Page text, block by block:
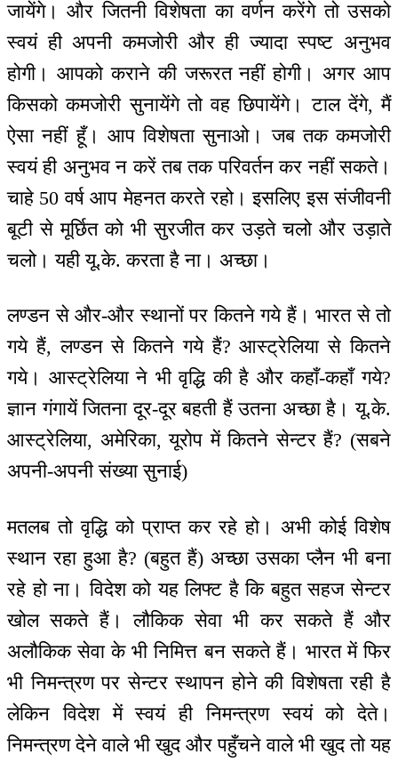
जायेंगे। और जितनी विशेषता का वर्णन करेंगे तो उसको
स्वयं ही अपनी कमजोरी और ही ज्यादा स्पष्ट अनुभव
होगी। आपको कराने की जरूरत नहीं होगी। अगर आप
किसको कमजोरी सुनायेंगे तो वह छिपायेंगे। टाल देंगे, मैं
ऐसा नहीं हूँ। आप विशेषता सुनाओ। जब तक कमजोरी
स्वयं ही अनुभव न करें तब तक परिवर्तन कर नहीं सकते।
चाहे 50 वर्ष आप मेहनत करते रहो। इसलिए इस संजीवनी
बूटी से मूर्छित को भी सुरजीत कर उड़ते चलो और उड़ाते
चलो। यही यू.के. करता है ना। अच्छा।
लण्डन से और-और स्थानों पर कितने गये हैं। भारत से तो
गये हैं, लण्डन से कितने गये हैं? आस्ट्रेलिया से कितने
गये। आस्ट्रेलिया ने भी वृद्धि की है और कहाँ-कहाँ गये?
ज्ञान गंगायें जितना दूर-दूर बहती हैं उतना अच्छा है। यू.के.
आस्ट्रेलिया, अमेरिका, यूरोप में कितने सेन्टर हैं? (सबने
अपनी-अपनी संख्या सुनाई)
मतलब तो वृद्धि को प्राप्त कर रहे हो। अभी कोई विशेष
स्थान रहा हुआ है? (बहुत हैं) अच्छा उसका प्लैन भी बना
रहे हो ना। विदेश को यह लिफ्ट है कि बहुत सहज सेन्टर
खोल सकते हैं। लौकिक सेवा भी कर सकते हैं और
अलौकिक सेवा के भी निमित्त बन सकते हैं। भारत में फिर
भी निमन्‍त्रण पर सेन्टर स्थापन होने की विशेषता रही है
लेकिन विदेश में स्वयं ही निमन्‍त्रण स्वयं को देते।
निमन्‍त्रण देने वाले भी खुद और पहुँचने वाले भी खुद तो यह